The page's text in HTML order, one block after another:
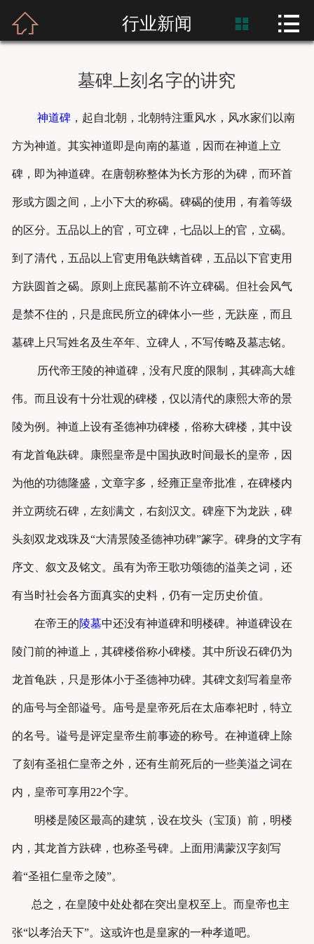
首页
新闻资讯
产品应用
工程案例
 行业新闻  
墓碑上刻名字的讲究
神道碑，起自北朝，北朝特注重风水，风水家们以南
方为神道。其实神道即是向南的墓道，因而在神道上立
碑，即为神道碑。在唐朝称整体为长方形的为碑，而环首
形或方圆之间，上小下大的称碣。碑碣的使用，有着等级
的区分。五品以上的官，可立碑，七品以上的官，立碣。
到了清代，五品以上官吏用龟趺螭首碑，五品以下官吏用
方趺圆首之碣。原则上庶民墓前不许立碑碣。但社会风气
是禁不住的，只是庶民所立的碑体小一些，无趺座，而且
墓碑上只写姓名及生卒年、立碑人，不写传略及墓志铭。
历代帝王陵的神道碑，没有尺度的限制，其碑高大雄
伟。而且设有十分壮观的碑楼，仅以清代的康熙大帝的景
陵为例。神道上设有圣德神功碑楼，俗称大碑楼，其中设
有龙首龟趺碑。康熙皇帝是中国执政时间最长的皇帝，因
为他的功德隆盛，文章字多，经雍正皇帝批准，在碑楼内
并立两统石碑，左刻满文，右刻汉文。碑座下为龙趺，碑
头刻双龙戏珠及“大清景陵圣德神功碑”篆字。碑身的文字有
序文、叙文及铭文。虽有为帝王歌功颂德的溢美之词，还
有当时社会各方面真实的史料，仍有一定历史价值。
在帝王的陵墓中还没有神道碑和明楼碑。神道碑设在
陵门前的神道上，其碑楼俗称小碑楼。其中所设石碑仍为
龙首龟趺，只是形体小于圣德神功碑。其碑文刻写着皇帝
的庙号与全部谥号。庙号是皇帝死后在太庙奉祀时，特立
的名号。谥号是评定皇帝生前事迹的称号。在神道碑上除
了刻有圣祖仁皇帝之外，还有生前死后的一些美溢之词在
内，皇帝可享用22个字。
明楼是陵区最高的建筑，设在坟头（宝顶）前，明楼
内，其龙首方趺碑，也称圣号碑。上面用满蒙汉字刻写
着“圣祖仁皇帝之陵”。
总之，在皇陵中处处都在突出皇权至上。而皇帝也主
张“以孝治天下”。这或许也是皇家的一种孝道吧。